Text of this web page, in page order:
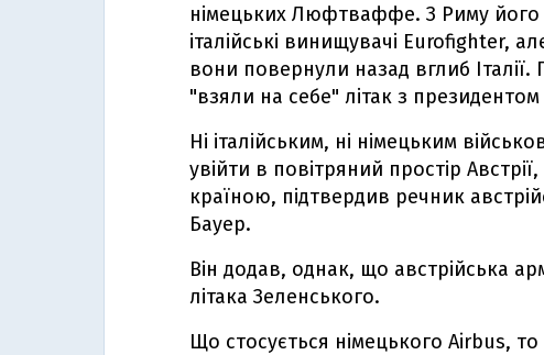
німецьких Люфтваффе. З Риму
італійські винищувачі Eurofighter,
вони повернули назад вглиб Італії.
"взяли на себе" літак з
Ні італійським, ні німецьким
увійти в повітряний простір
країною, підтвердив речник
Бауер.
Він додав, однак, що австрійська
літака Зеленського.
Що стосується німецького Airbus,